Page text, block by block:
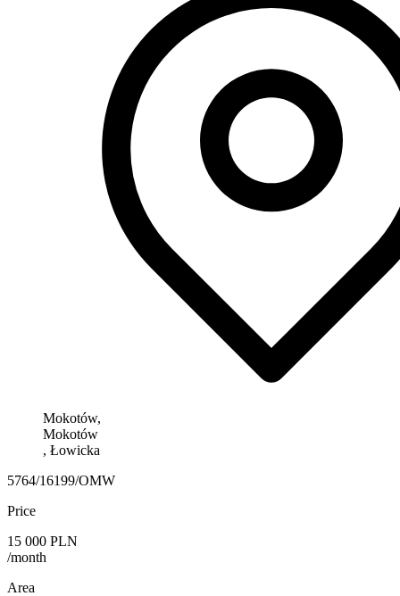
Mokotów,
Mokotów
, Łowicka
5764/16199/OMW
Price
15 000 PLN
/month
Area